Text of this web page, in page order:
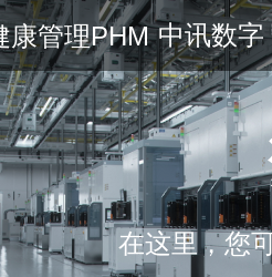
中讯数字
在这里，您